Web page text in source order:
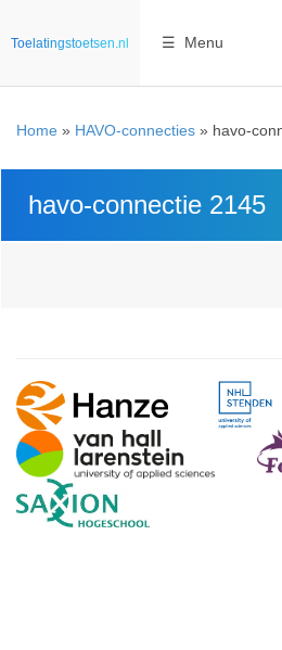
Toelatingstoetsen.nl ☰ Menu
Home » HAVO-connecties » havo-
havo-connectie 2145